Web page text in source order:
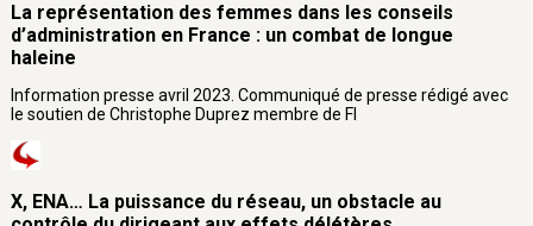
La représentation des femmes dans les conseils
d’administration en France : un combat de longue
haleine
Information presse avril 2023. Communiqué de presse rédigé avec
le soutien de Christophe Duprez membre de FI
X, ENA… La puissance du réseau, un obstacle au